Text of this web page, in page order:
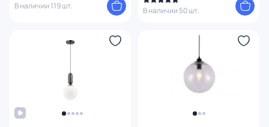
В наличии 119 шт.
В наличии 50 шт.
Ширина (мм)
Диаметр (мм)